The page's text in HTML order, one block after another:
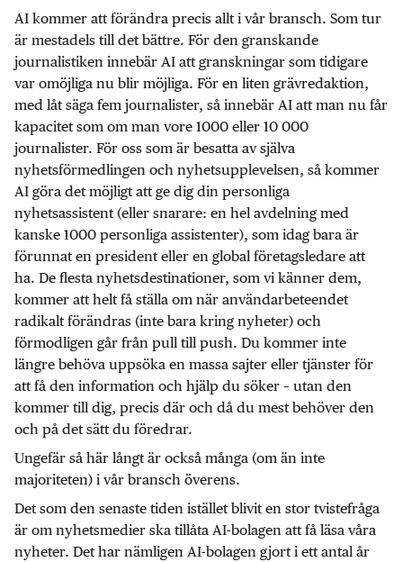
AI kommer att förändra precis allt i vår bransch. Som tur
är mestadels till det bättre. För den granskande
journalistiken innebär AI att granskningar som tidigare
var omöjliga nu blir möjliga. För en liten grävredaktion,
med låt säga fem journalister, så innebär AI att man nu får
kapacitet som om man vore 1000 eller 10 000
journalister. För oss som är besatta av själva
nyhetsförmedlingen och nyhetsupplevelsen, så kommer
AI göra det möjligt att ge dig din personliga
nyhetsassistent (eller snarare: en hel avdelning med
kanske 1000 personliga assistenter), som idag bara är
förunnat en president eller en global företagsledare att
ha. De flesta nyhetsdestinationer, som vi känner dem,
kommer att helt få ställa om när användarbeteendet
radikalt förändras (inte bara kring nyheter) och
förmodligen går från pull till push. Du kommer inte
längre behöva uppsöka en massa sajter eller tjänster för
att få den information och hjälp du söker – utan den
kommer till dig, precis där och då du mest behöver den
och på det sätt du föredrar.
Ungefär så här långt är också många (om än inte
majoriteten) i vår bransch överens.
Det som den senaste tiden istället blivit en stor tvistefråga
är om nyhetsmedier ska tillåta AI-bolagen att få läsa våra
nyheter. Det har nämligen AI-bolagen gjort i ett antal år